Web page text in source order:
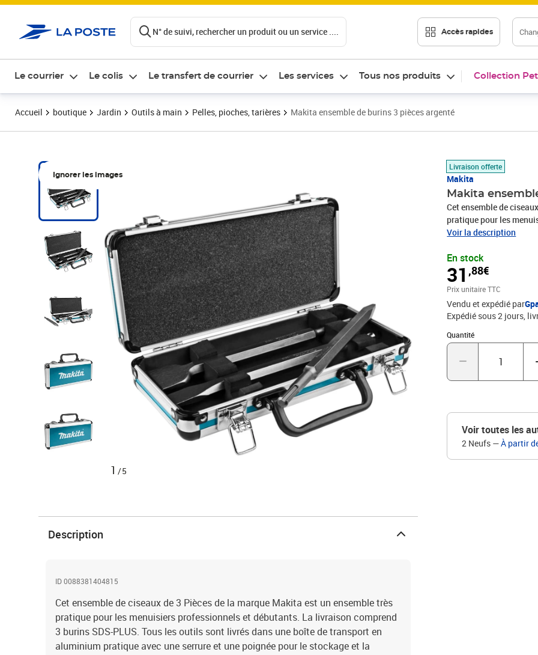
N° de suivi, rechercher un produit ou un service .... Accès rapides
Le courrier Le colis Le transfert de courrier Les services Tous nos produits Collection
Accueil boutique Jardin Outils à main Pelles, pioches, tarières Makita ensemble de burins 3 pièces argenté
Ignorer les images
1 /5
Livraison offerte
Makita
Makita
Cet ensemble de
pratique pour les
burins SDS-PLUS.
Son intérieur robuste et
parfait pour une
Couleur : argenté
14 x 6,5 cm (L x l x H)
La livraison comprend :
SDS + 1 x burin plat 40 x
Voir la description
En stock
31,88€
Prix 31,88€
Prix unitaire TTC
Vendu et expédié par
Expédié sous 2 jours
Quantité
Quantité : 1
Voir toutes les
2 Neufs —À partir
Description
ID 0088381404815
Cet ensemble de ciseaux de 3 Pièces de la marque Makita est un ensemble très
pratique pour les menuisiers professionnels et débutants. La livraison comprend
3 burins SDS-PLUS. Tous les outils sont livrés dans une boîte de transport en
aluminium pratique avec une serrure et une poignée pour le stockage et la